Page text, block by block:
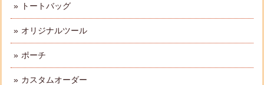
トートバッグ
オリジナルツール
ポーチ
カスタムオーダー